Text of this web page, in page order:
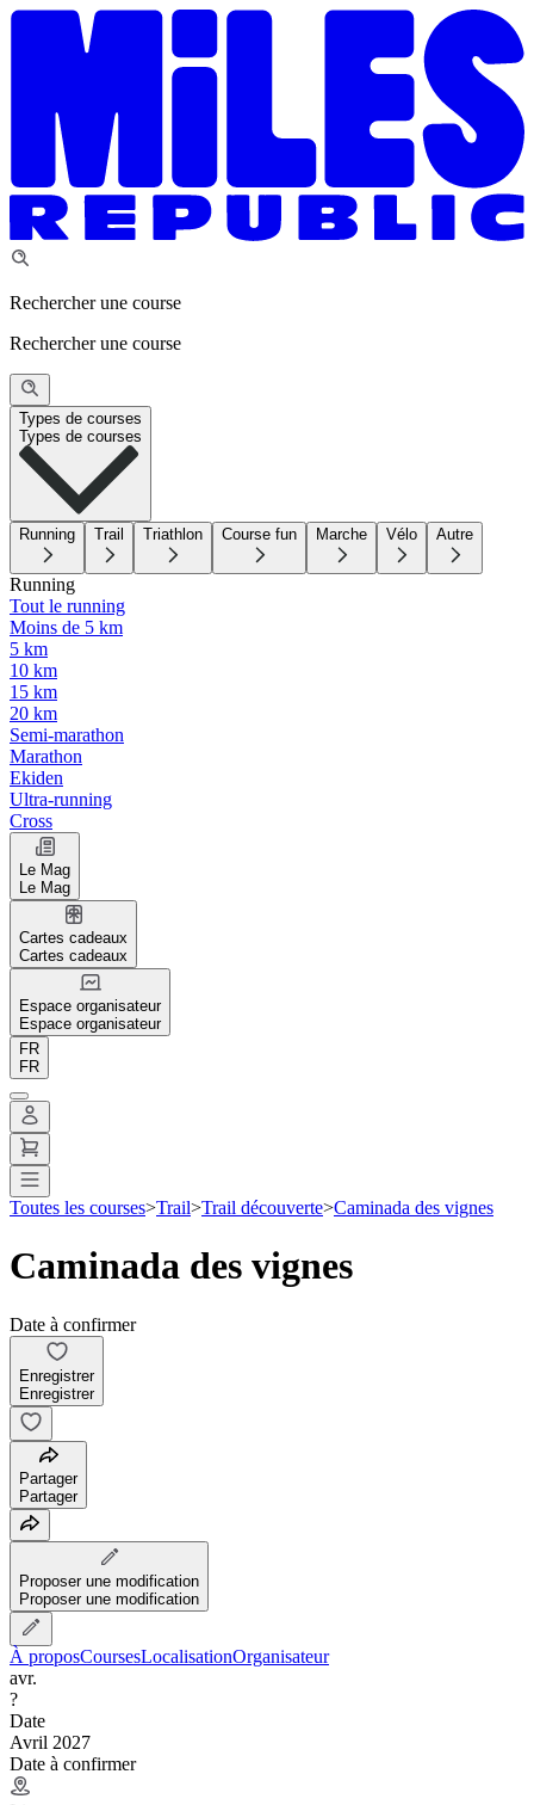
Rechercher une course
Rechercher une course
Types de courses
Types de courses
Running Trail Triathlon Course fun Marche Vélo Autre
Running
Tout le running
Moins de 5 km
5 km
10 km
15 km
20 km
Semi-marathon
Marathon
Ekiden
Ultra-running
Cross
Le Mag
Le Mag
Cartes cadeaux
Cartes cadeaux
Espace organisateur
Espace organisateur
FR
FR
Toutes les courses>Trail>Trail découverte>Caminada des vignes
Caminada des vignes
Date à confirmer
Enregistrer
Enregistrer
Partager
Partager
Proposer une modification
Proposer une modification
À proposCoursesLocalisationOrganisateur
avr.
?
Date
Avril 2027
Date à confirmer